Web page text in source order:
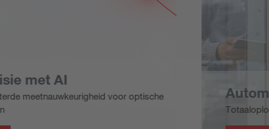
Automatiserings-oplossingen